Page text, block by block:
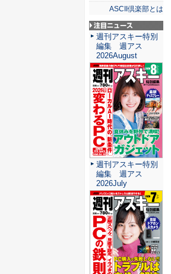
ASCII倶楽部とは
注目ニュース
週刊アスキー特別
編集 週アス
2026August
週刊アスキー特別
編集 週アス
2026July